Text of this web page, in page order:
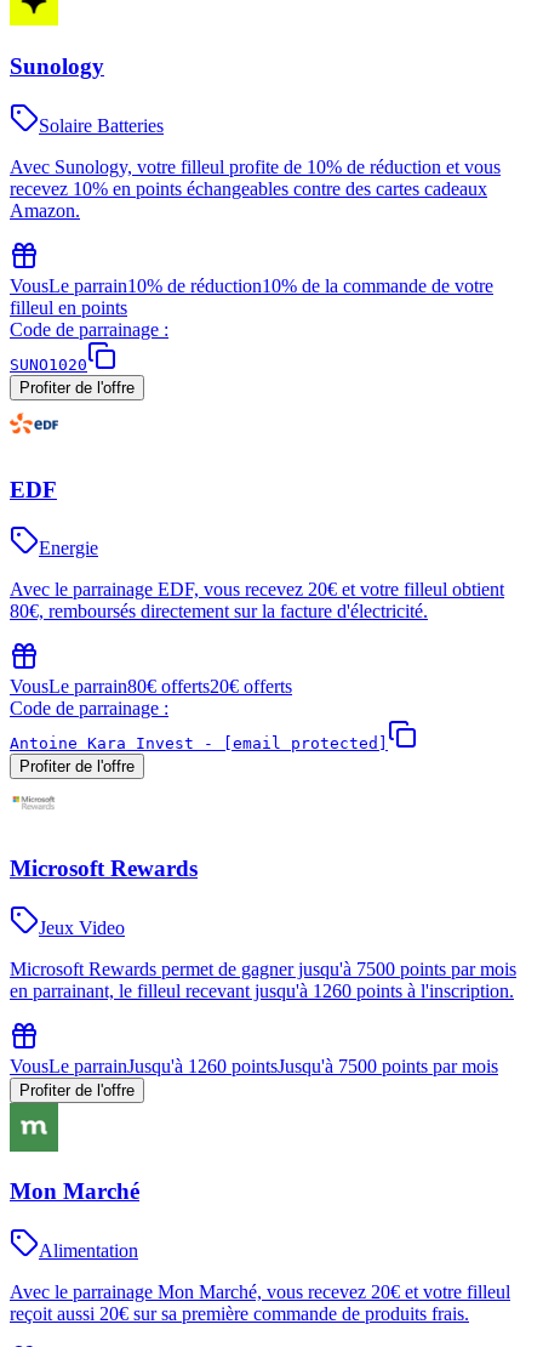
Sunology
Solaire Batteries
Avec Sunology, votre filleul profite de 10% de réduction et vous
recevez 10% en points échangeables contre des cartes cadeaux
Amazon.
VousLe parrain10% de réduction10% de la commande de votre
filleul en points
Code de parrainage :
SUNO1020
Profiter de l'offre
EDF
Energie
Avec le parrainage EDF, vous recevez 20€ et votre filleul obtient
80€, remboursés directement sur la facture d'électricité.
VousLe parrain80€ offerts20€ offerts
Code de parrainage :
Antoine Kara Invest -
[email protected]
Profiter de l'offre
Microsoft Rewards
Jeux Video
Microsoft Rewards permet de gagner jusqu'à 7500 points par mois
en parrainant, le filleul recevant jusqu'à 1260 points à l'inscription.
VousLe parrainJusqu'à 1260 pointsJusqu'à 7500 points par mois
Profiter de l'offre
Mon Marché
Alimentation
Avec le parrainage Mon Marché, vous recevez 20€ et votre filleul
reçoit aussi 20€ sur sa première commande de produits frais.